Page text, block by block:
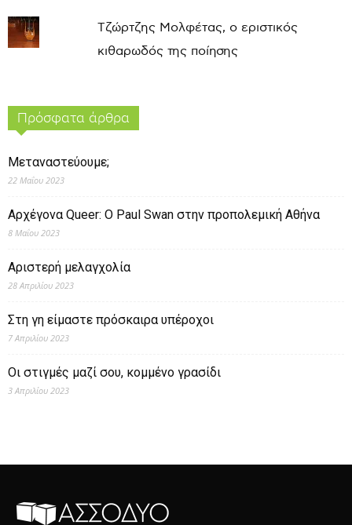
Τζώρτζης Μολφέτας, ο εριστικός
κιθαρωδός της ποίησης
Πρόσφατα άρθρα
Μεταναστεύουμε;
22 Μαΐου 2023
Αρχέγονα Queer: O Paul Swan στην προπολεμική Αθήνα
8 Μαΐου 2023
Αριστερή μελαγχολία
28 Απριλίου 2023
Στη γη είμαστε πρόσκαιρα υπέροχοι
7 Απριλίου 2023
Οι στιγμές μαζί σου, κομμένο γρασίδι
3 Απριλίου 2023